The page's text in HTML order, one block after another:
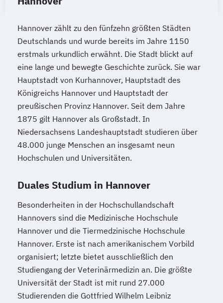
Hannover zählt zu den fünfzehn größten Städten
Deutschlands und wurde bereits im Jahre 1150
erstmals urkundlich erwähnt. Die Stadt blickt auf
eine lange und bewegte Geschichte zurück. Sie war
Hauptstadt von Kurhannover, Hauptstadt des
Königreichs Hannover und Hauptstadt der
preußischen Provinz Hannover. Seit dem Jahre
1875 gilt Hannover als Großstadt. In
Niedersachsens Landeshauptstadt studieren über
48.000 junge Menschen an insgesamt neun
Hochschulen und Universitäten.
Duales Studium in Hannover
Besonderheiten in der Hochschullandschaft
Hannovers sind die Medizinische Hochschule
Hannover und die Tiermedzinische Hochschule
Hannover. Erste ist nach amerikanischem Vorbild
organisiert; letzte bietet ausschließlich den
Studiengang der Veterinärmedizin an. Die größte
Universität der Stadt ist mit rund 27.000
Studierenden die Gottfried Wilhelm Leibniz